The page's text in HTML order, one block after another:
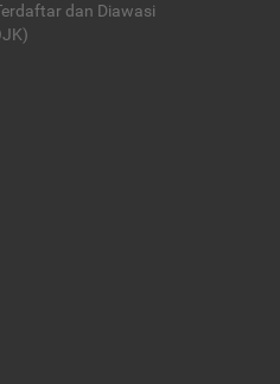
dan Diawasi